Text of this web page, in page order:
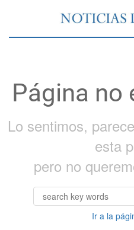
Página no
Lo sentimos,
esta
pero no
Ir a la